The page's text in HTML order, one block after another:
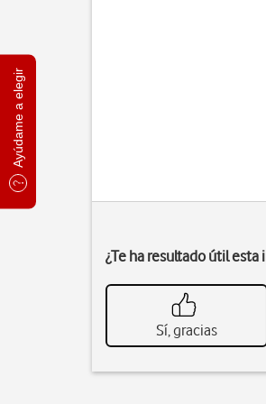
Ayúdame a elegir
¿Te ha resultado útil esta
Sí, gracias